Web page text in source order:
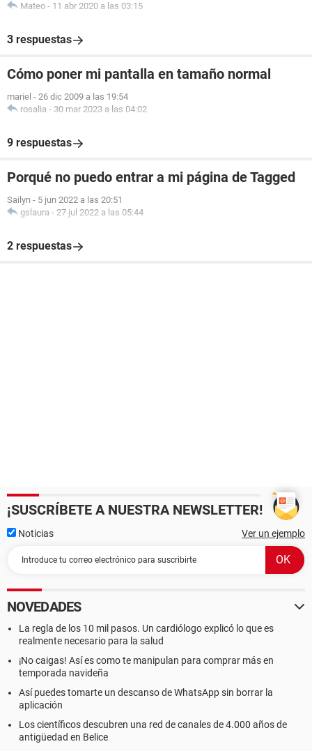
Mateo - 11 abr 2020 a las 03:15
3 respuestas
Cómo poner mi pantalla en tamaño normal
mariel - 26 dic 2009 a las 19:54
rosalia - 30 mar 2023 a las 04:02
9 respuestas
Porqué no puedo entrar a mi página de Tagged
Sailyn - 5 jun 2022 a las 20:51
gslaura - 27 jul 2022 a las 05:44
2 respuestas
¡SUSCRÍBETE A NUESTRA NEWSLETTER!
Noticias Ver un ejemplo
NOVEDADES
La regla de los 10 mil pasos. Un cardiólogo explicó lo que es
realmente necesario para la salud
¡No caigas! Así es como te manipulan para comprar más en
temporada navideña
Así puedes tomarte un descanso de WhatsApp sin borrar la
aplicación
Los científicos descubren una red de canales de 4.000 años de
antigüedad en Belice